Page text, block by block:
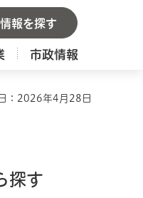
情報を探す
市政情報
：2026年4月28日
探す